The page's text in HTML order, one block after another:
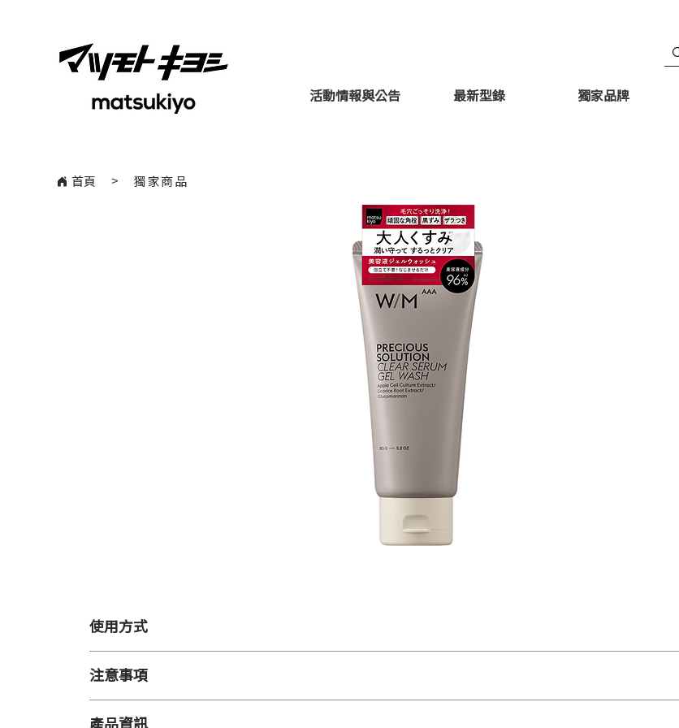
活動情報與公告 最新型錄 獨家品牌
使用方式
臉部清潔
【用 法】
注意事項
產品資訊
首頁 ​> 獨家商品